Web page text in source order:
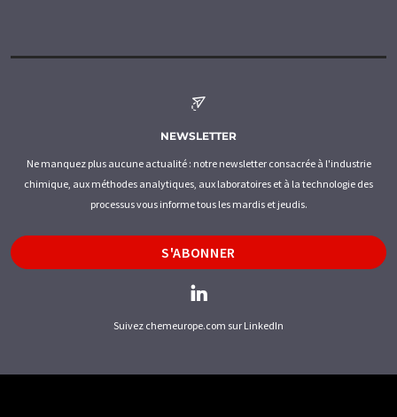
NEWSLETTER
Ne manquez plus aucune actualité : notre newsletter consacrée à l'industrie
chimique, aux méthodes analytiques, aux laboratoires et à la technologie des
processus vous informe tous les mardis et jeudis.
S'ABONNER
Suivez chemeurope.com sur LinkedIn